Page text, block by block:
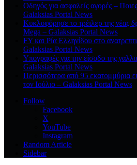
Οδηγός για ασφαλείς αγορές –
Galaksias Portal News
Κυκλοφόρησε το τρέιλερ της νέας
Mega – Galaksias Portal News
FY και Ρία Ελληνίδου στο
Galaksias Portal News
Υπογραφές για την είσοδο της
Galaksias Portal News
Περισσότερα από 95 εκατομμύρια
τον Ιούλιο – Galaksias Portal News
Follow
Facebook
X
YouTube
Instagram
Random Article
Sidebar